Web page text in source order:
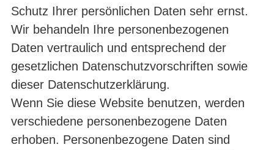
Schutz Ihrer persönlichen Daten sehr ernst.
Wir behandeln Ihre personenbezogenen
Daten vertraulich und entsprechend der
gesetzlichen Datenschutzvorschriften sowie
dieser Datenschutzerklärung.
Wenn Sie diese Website benutzen, werden
verschiedene personenbezogene Daten
erhoben. Personenbezogene Daten sind